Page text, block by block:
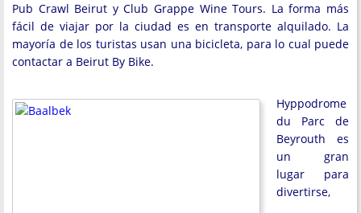
Pub Crawl Beirut y Club Grappe Wine Tours. La forma más
fácil de viajar por la ciudad es en transporte alquilado. La
mayoría de los turistas usan una bicicleta, para lo cual puede
contactar a Beirut By Bike.
Hyppodrome
du Parc de
Beyrouth es
un gran
lugar para
divertirse,